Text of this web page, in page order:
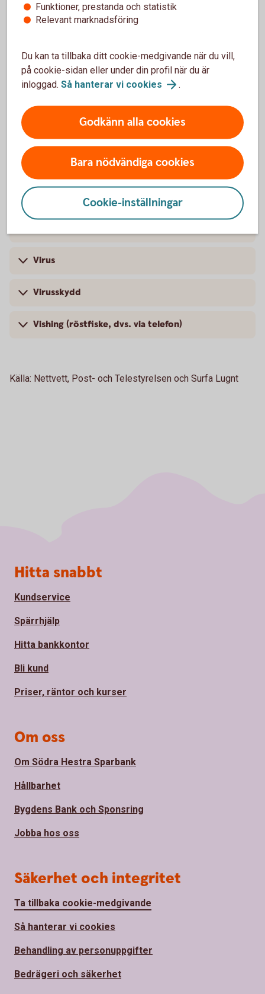
Spökprogram (rootkits)
Virus
Virusskydd
Vishing (röstfiske, dvs. via telefon)
Källa: Nettvett, Post- och Telestyrelsen och Surfa Lugnt
Funktioner, prestanda och statistik
Relevant marknadsföring
Du kan ta tillbaka ditt cookie-medgivande när du vill,
på cookie-sidan eller under din profil när du är
inloggad. Så hanterar vi cookies .
Godkänn alla cookies
Bara nödvändiga cookies
Cookie-inställningar
Sidfot
Hitta snabbt
Kundservice
Spärrhjälp
Hitta bankkontor
Bli kund
Priser, räntor och kurser
Om oss
Om Södra Hestra Sparbank
Hållbarhet
Bygdens Bank och Sponsring
Jobba hos oss
Säkerhet och integritet
Ta tillbaka cookie-medgivande
Så hanterar vi cookies
Behandling av personuppgifter
Bedrägeri och säkerhet